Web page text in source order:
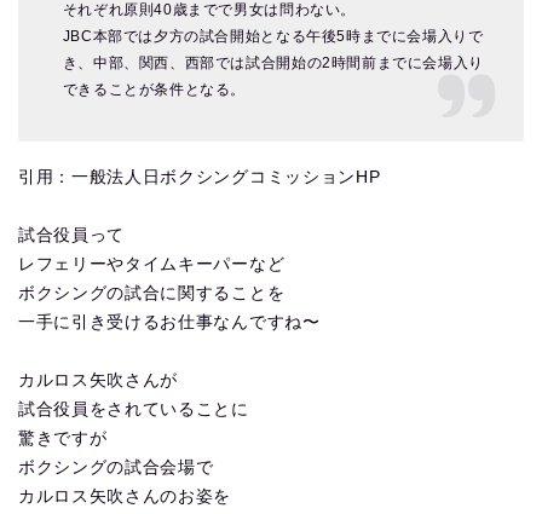
それぞれ原則40歳までで男女は問わない。
JBC本部では夕方の試合開始となる午後5時までに会場入りで
き、中部、関西、西部では試合開始の2時間前までに会場入り
できることが条件となる。
引用：一般法人日ボクシングコミッションHP
試合役員って
レフェリーやタイムキーパーなど
ボクシングの試合に関することを
一手に引き受けるお仕事なんですね〜
カルロス矢吹さんが
試合役員をされていることに
驚きですが
ボクシングの試合会場で
カルロス矢吹さんのお姿を